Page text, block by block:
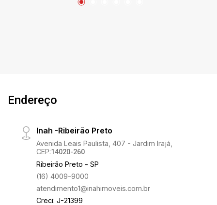
Endereço
Inah -Ribeirão Preto
Avenida Leais Paulista, 407 - Jardim Irajá,
CEP:14020-260
Ribeirão Preto - SP
(16) 4009-9000
atendimento1@inahimoveis.com.br
Creci: J-21399